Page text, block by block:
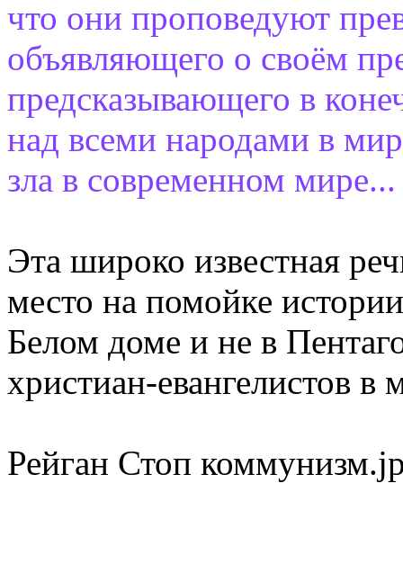
что они проповедуют
объявляющего о своём
предсказывающего в
над всеми народами в
зла в современном мире...
Эта широко известная
место на помойке
Белом доме и не в
христиан-евангелистов в
Рейган Стоп